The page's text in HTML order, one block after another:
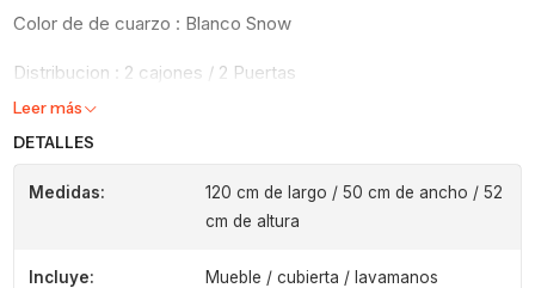
Color de de cuarzo : Blanco Snow
Distribucion : 2 cajones / 2 Puertas
Leer más
DETALLES
Medidas:
120 cm de largo / 50 cm de ancho / 52
cm de altura
Incluye:
Mueble / cubierta / lavamanos